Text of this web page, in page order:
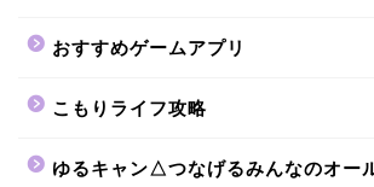
おすすめゲームアプリ
こもりライフ攻略
ゆるキャン△つなげるみんなのオー